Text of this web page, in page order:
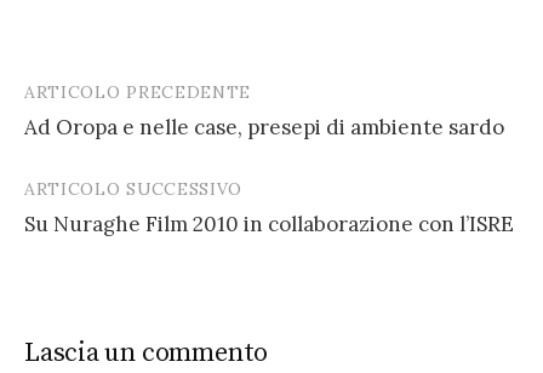
Post
navigation
ARTICOLO PRECEDENTE
Ad Oropa e nelle case, presepi di ambiente sardo
ARTICOLO SUCCESSIVO
Su Nuraghe Film 2010 in collaborazione con l’ISRE
Lascia un commento